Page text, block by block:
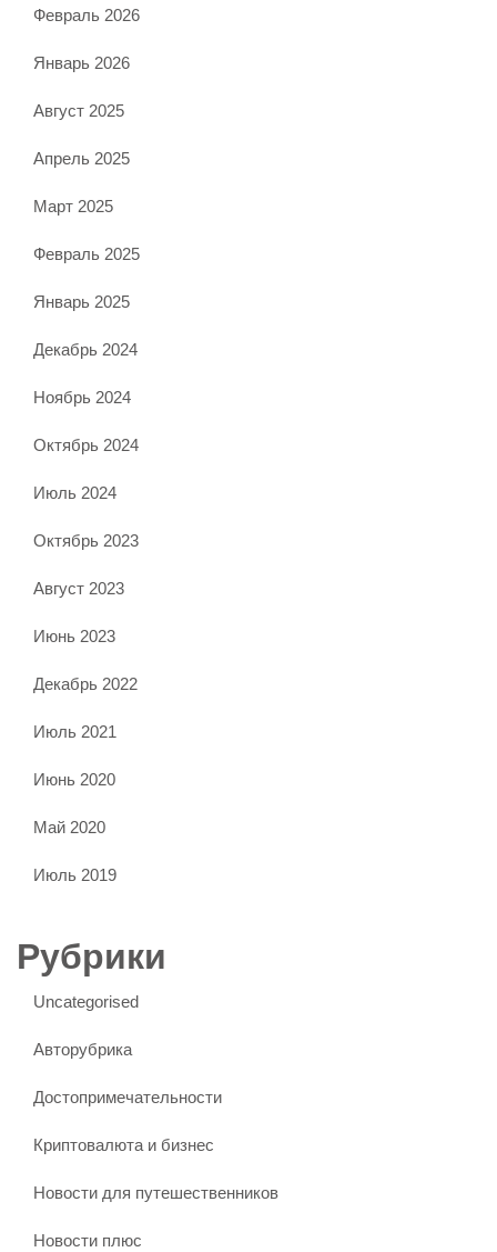
Февраль 2026
Январь 2026
Август 2025
Апрель 2025
Март 2025
Февраль 2025
Январь 2025
Декабрь 2024
Ноябрь 2024
Октябрь 2024
Июль 2024
Октябрь 2023
Август 2023
Июнь 2023
Декабрь 2022
Июль 2021
Июнь 2020
Май 2020
Июль 2019
Рубрики
Uncategorised
Авторубрика
Достопримечательности
Криптовалюта и бизнес
Новости для путешественников
Новости плюс